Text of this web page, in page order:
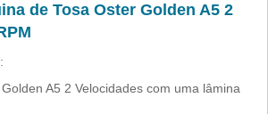
de Tosa Oster Golden A5 2
A5 2 Velocidades com uma lâmina